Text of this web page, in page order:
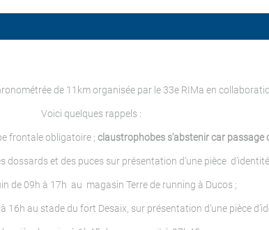
de 11km organisée par le 33e RIMa en
Voici quelques rappels :
frontale obligatoire ; claustrophobes s'abstenir car passage
et des puces sur présentation d’une pièce
de 09h à 17h au magasin Terre de running à Ducos ;
au stade du fort Desaix, sur présentation d’une pièce